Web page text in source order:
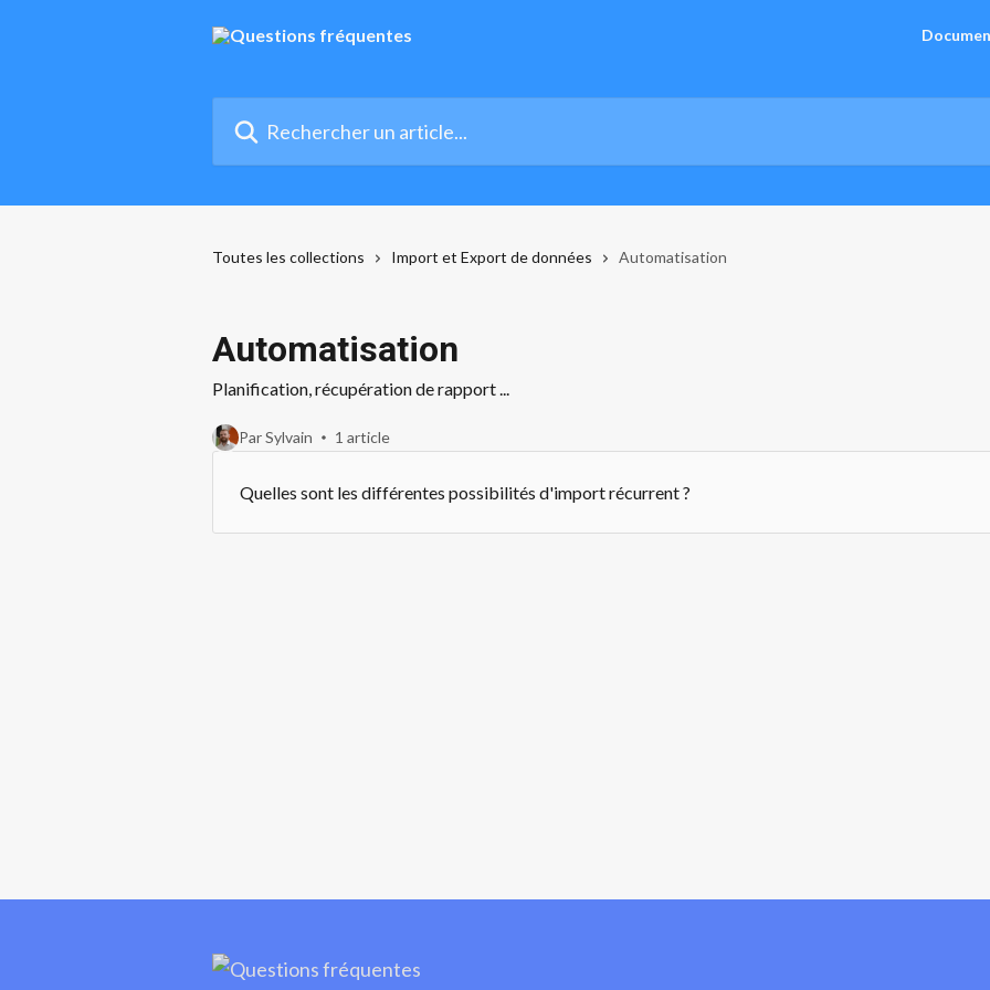
Toutes les collections Import et Export de données Automatisation
Automatisation
Planification, récupération de rapport ...
Par Sylvain 1 article
Quelles sont les différentes possibilités d'import récurrent ?